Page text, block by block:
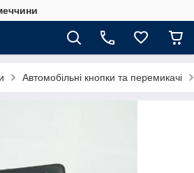
Автомобільні кнопки та перемикачі